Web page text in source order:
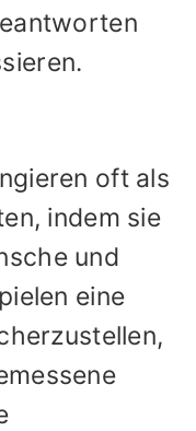
oft als
indem sie
und
eine